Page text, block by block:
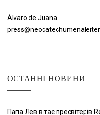
Álvaro de Juana
ОСТАННІ НОВИНИ
Папа Лев вітає